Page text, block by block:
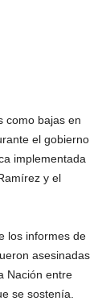
como bajas en
el gobierno
implementada
y el
los informes de
asesinadas
Nación entre
se sostenía.